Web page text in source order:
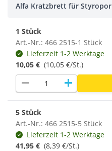
Alfa Kratzbrett für Styropor
1 Stück
Art.-Nr.: 466 2515-1 Stück
Lieferzeit 1-2 Werktage
10,05 € (10,05 €/St.)
remove add
5 Stück
Art.-Nr.: 466 2515-5 Stück
Lieferzeit 1-2 Werktage
41,95 € (8,39 €/St.)